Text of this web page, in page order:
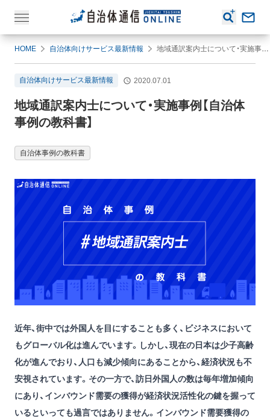
HOME 自治体向けサービス最新情報 地域通訳案内士について・実施事例【自治体事例の教科書】
自治体向けサービス最新情報 2020.07.01
地域通訳案内士について・実施事例【自治体
事例の教科書】
自治体事例の教科書
近年、街中では外国人を目にすることも多く、ビジネスにおいて
もグローバル化は進んでいます。しかし、現在の日本は少子高齢
化が進んでおり、人口も減少傾向にあることから、経済状況も不
安視されています。その一方で、訪日外国人の数は毎年増加傾向
にあり、インバウンド需要の獲得が経済状況活性化の鍵を握って
いるといっても過言ではありません。インバウンド需要獲得の